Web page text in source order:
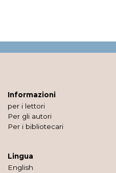
Informazioni
per i lettori
Per gli autori
Per i bibliotecari
Lingua
English